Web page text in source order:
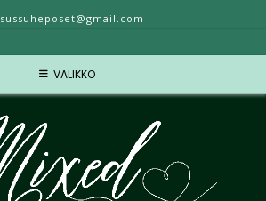
sussuheposet@gmail.com
VALIKKO